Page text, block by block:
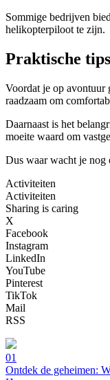
Sommige bedrijven
helikopterpiloot te zijn.
Praktische
Voordat je op avontuur
raadzaam om
Daarnaast is het
moeite waard om
Dus waar wacht je nog
Activiteiten
Activiteiten
Sharing is caring
X
Facebook
Instagram
LinkedIn
YouTube
Pinterest
TikTok
Mail
RSS
01
Ontdek de geheimen: